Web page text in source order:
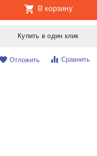
В корзину
Купить в один клик
Отложить Сравнить